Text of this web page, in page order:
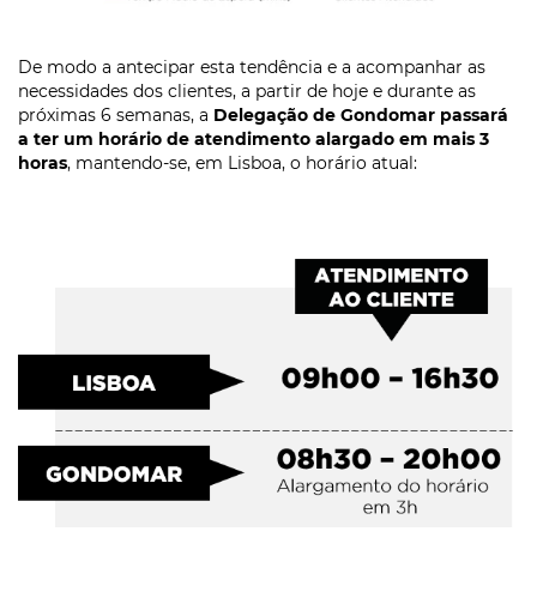
De modo a antecipar esta tendência e a acompanhar as
necessidades dos clientes, a partir de hoje e durante as
próximas 6 semanas, a Delegação de Gondomar passará
a ter um horário de atendimento alargado em mais 3
horas, mantendo-se, em Lisboa, o horário atual: